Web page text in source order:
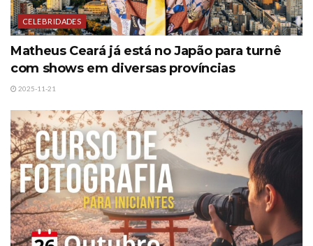
CELEBRIDADES
Matheus Ceará já está no Japão para turnê
com shows em diversas províncias
2025-11-21